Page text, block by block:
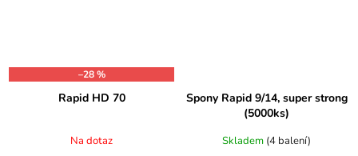
–28 %
Rapid HD 70
Na dotaz
Spony Rapid 9/14, super strong
(5000ks)
Skladem (4 balení)